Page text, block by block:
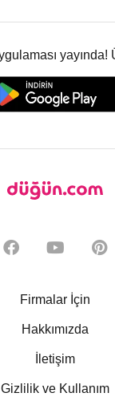
yayında!
Firmalar İçin
Hakkımızda
İletişim
Gizlilik ve Kullanım